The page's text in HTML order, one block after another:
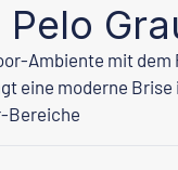
Ambiente mit
eine moderne
Bereiche